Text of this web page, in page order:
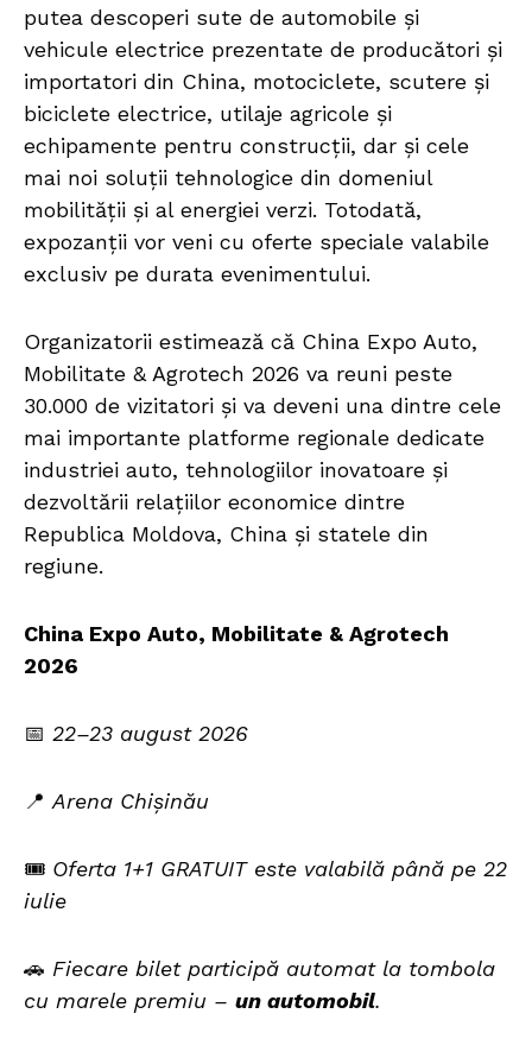
putea descoperi sute de automobile și
vehicule electrice prezentate de producători și
importatori din China, motociclete, scutere și
biciclete electrice, utilaje agricole și
echipamente pentru construcții, dar și cele
mai noi soluții tehnologice din domeniul
mobilității și al energiei verzi. Totodată,
expozanții vor veni cu oferte speciale valabile
exclusiv pe durata evenimentului.
Organizatorii estimează că China Expo Auto,
Mobilitate & Agrotech 2026 va reuni peste
30.000 de vizitatori și va deveni una dintre cele
mai importante platforme regionale dedicate
industriei auto, tehnologiilor inovatoare și
dezvoltării relațiilor economice dintre
Republica Moldova, China și statele din
regiune.
China Expo Auto, Mobilitate & Agrotech
2026
📅 22–23 august 2026
📍Arena Chișinău
🎟️ Oferta 1+1 GRATUIT este valabilă până pe 22
iulie
🚗 Fiecare bilet participă automat la tombola
cu marele premiu – un automobil.